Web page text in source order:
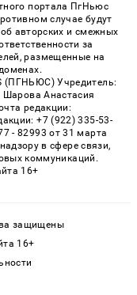
портала ПгНьюс
случае будут
авторских и смежных
за
размещенные на
(ПГНЬЮС) Учредитель:
Шарова Анастасия
редакции:
+7 (922) 335-53-
- 82993 от 31 марта
в сфере связи,
коммуникаций.
16+
защищены
16+